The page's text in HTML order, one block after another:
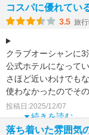
コスパに優れてい
3.5 旅
クラブオーシャンに
公式ホテルになって
さほど近いわけでも
使わなかったのでそ
した。ただ、クラ
続きを読む
投稿日:2025/12/07
落ち着いた雰囲気